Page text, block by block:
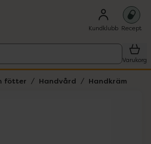
Kundklubb Recept
Varukorg
fötter Handvård Handkräm